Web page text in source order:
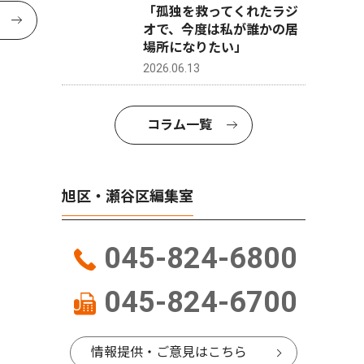
「孤独を救ってくれたラジ
オで、今度は私が誰かの居
場所になりたい」
2026.06.13
コラム一覧
旭区・瀬谷区編集室
045-824-6800
045-824-6700
情報提供・ご意見はこちら